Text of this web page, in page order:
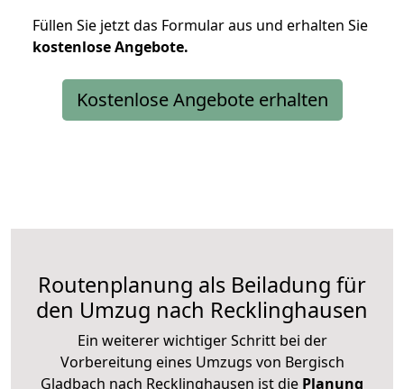
Füllen Sie jetzt das Formular aus und erhalten Sie
kostenloseAngebote.
Kostenlose Angebote erhalten
Routenplanung als Beiladung für
den Umzug nach Recklinghausen
Ein weiterer wichtiger Schritt bei der
Vorbereitung eines Umzugs von Bergisch
Gladbach nach Recklinghausen ist die Planung